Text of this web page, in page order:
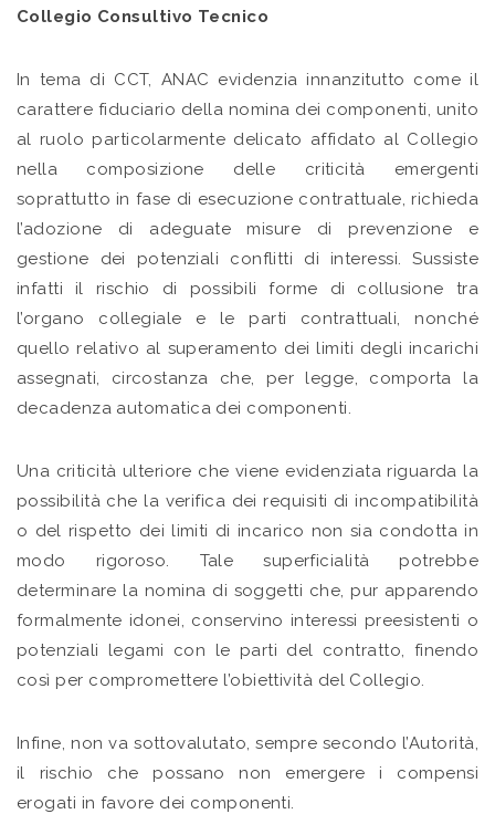
Collegio Consultivo Tecnico
In tema di CCT, ANAC evidenzia innanzitutto come il
carattere fiduciario della nomina dei componenti, unito
al ruolo particolarmente delicato affidato al Collegio
nella composizione delle criticità emergenti
soprattutto in fase di esecuzione contrattuale, richieda
l’adozione di adeguate misure di prevenzione e
gestione dei potenziali conflitti di interessi. Sussiste
infatti il rischio di possibili forme di collusione tra
l’organo collegiale e le parti contrattuali, nonché
quello relativo al superamento dei limiti degli incarichi
assegnati, circostanza che, per legge, comporta la
decadenza automatica dei componenti.
Una criticità ulteriore che viene evidenziata riguarda la
possibilità che la verifica dei requisiti di incompatibilità
o del rispetto dei limiti di incarico non sia condotta in
modo rigoroso. Tale superficialità potrebbe
determinare la nomina di soggetti che, pur apparendo
formalmente idonei, conservino interessi preesistenti o
potenziali legami con le parti del contratto, finendo
così per compromettere l’obiettività del Collegio.
Infine, non va sottovalutato, sempre secondo l’Autorità,
il rischio che possano non emergere i compensi
erogati in favore dei componenti.